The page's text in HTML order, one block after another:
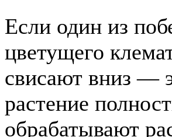
Если один из
цветущего
свисают вниз —
растение
обрабатывают